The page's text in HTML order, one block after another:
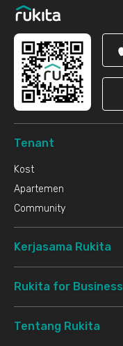
Tenant
Kost
Apartemen
Community
Kerjasama Rukita
Rukita for Business
Tentang Rukita